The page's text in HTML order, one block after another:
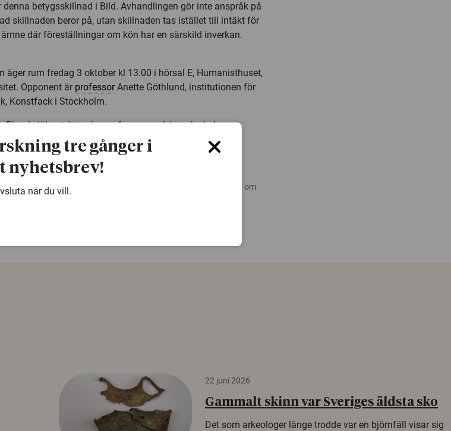
denna betygsskillnad i Bild. Avhandlingen gör inte anspråk på
skillnaden beror på, utan skillnaden tas istället till intäkt för
där föreställningar om kön har en särskild inverkan.
äger rum fredag 3 oktober kl 13.00 i hörsal E, Humanisthuset,
Opponent är professorAnette Göthlund, institutionen för
Konstfack i Stockholm.
Bland själporträtt och parafraser: om kön och skolans
finns publicerad digitalt.
artikel är några år gammal och det kan finnas nyare forskning om
22 juni 2026
Gammalt skinn var Sveriges äldsta sko
Det som arkeologer länge trodde var en björnfäll visar sig
tre gånger i
nyhetsbrev!
när du vill.